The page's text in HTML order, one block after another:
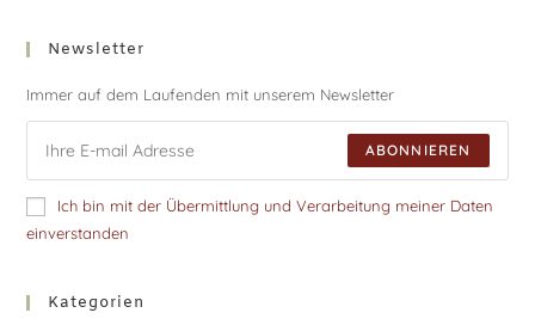
Newsletter
Immer auf dem Laufenden mit unserem Newsletter
ABONNIEREN
Ich bin mit der Übermittlung und Verarbeitung meiner Daten
einverstanden
Kategorien